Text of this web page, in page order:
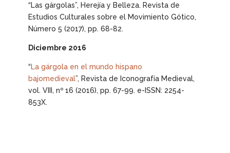
“Las gárgolas”, Herejía y Belleza. Revista de
Estudios Culturales sobre el Movimiento Gótico,
Número 5 (2017), pp. 68-82.
Diciembre 2016
“La gárgola en el mundo hispano
bajomedieval”, Revista de Iconografía Medieval,
vol. VIII, nº 16 (2016), pp. 67-99. e-ISSN: 2254-
853X.